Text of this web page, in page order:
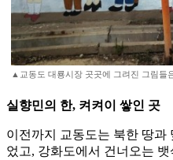
▲교동도 대룡시장 곳곳에 그려진 그림들
실향민의 한, 켜켜이 쌓인 곳
이전까지 교동도는 북한 땅과
었고, 강화도에서 건너오는 뱃